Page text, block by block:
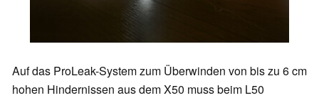
Auf das ProLeak-System zum Überwinden von bis zu 6 cm
hohen Hindernissen aus dem X50 muss beim L50